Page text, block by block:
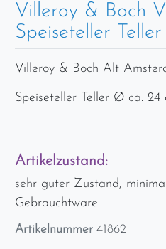
Villeroy & Boch
Speiseteller
Villeroy & Boch Alt
Speiseteller Teller Ø ca. 24
Artikelzustand:
sehr guter Zustand,
Gebrauchtware
Artikelnummer 41862